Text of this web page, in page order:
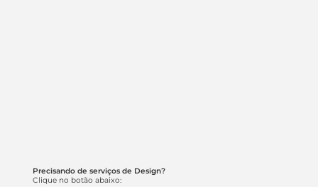
Precisando de serviços de Design?
Clique no botão abaixo: